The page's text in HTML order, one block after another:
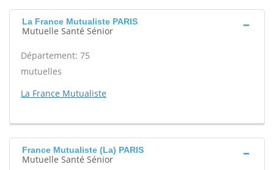
La France Mutualiste PARIS
Mutuelle Santé Sénior
Département: 75
mutuelles
La France Mutualiste
France Mutualiste (La) PARIS
Mutuelle Santé Sénior